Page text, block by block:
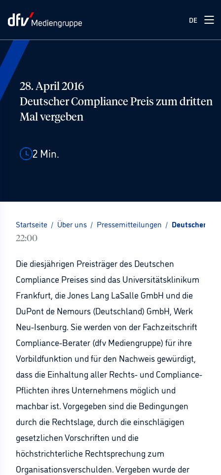
DE
28. April 2016
Deutscher Compliance Preis zum dritten
Mal vergeben
2 Min.
Startseite / Über uns / Pressemitteilungen / Deutscher
22:00
Die diesjährigen Preisträger des Deutschen
Compliance Preises sind das Universitätsklinikum
Frankfurt, die Jones Lang LaSalle GmbH und die
DuPont de Nemours (Deutschland) GmbH, Werk
Neu-Isenburg. Sie werden von der Fachzeitschrift
Compliance-Berater (dfv Mediengruppe) für ihre
Vorbildfunktion und für den Nachweis gewürdigt,
dass die Einhaltung aller Rechts- und Compliance-
Pflichten ihres Unternehmens möglich und
machbar ist. Vorgegeben sind die Bedingungen
durch die Rechtslage, durch die einschlägigen
gesetzlichen Vorschriften und die
höchstrichterliche Rechtsprechung zum
Organisationsverschulden. Vergeben wurde der